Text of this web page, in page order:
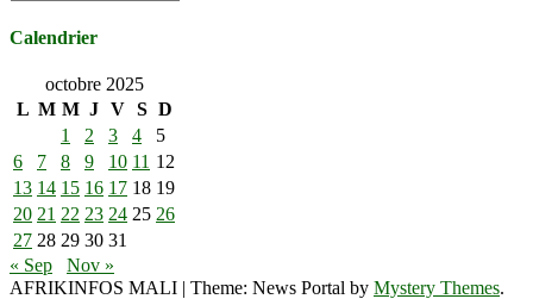
Calendrier
octobre 2025
L M M J V S D
1
2 3 4
5
6
7 8 9 10 11 12
13 14 15 16 17 18 19
20 21 22 23 24 25 26
27 28 29 30 31
« Sep
Nov »
AFRIKINFOS MALI | Theme: News Portal by Mystery Themes.